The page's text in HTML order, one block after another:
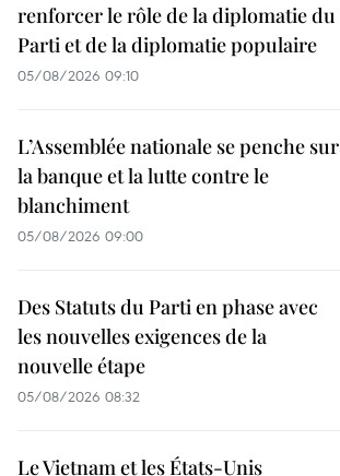
renforcer le rôle de la diplomatie du
Parti et de la diplomatie populaire
05/08/2026 09:10
L’Assemblée nationale se penche sur
la banque et la lutte contre le
blanchiment
05/08/2026 09:00
Des Statuts du Parti en phase avec
les nouvelles exigences de la
nouvelle étape
05/08/2026 08:32
Le Vietnam et les États-Unis